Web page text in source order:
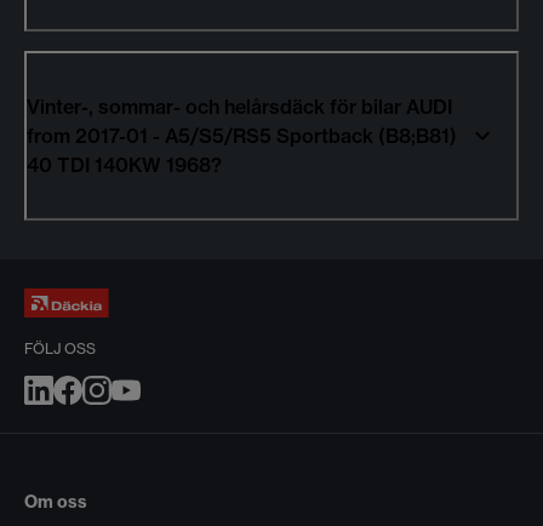
Vinter-, sommar- och helårsdäck för bilar AUDI
from 2017-01 - A5/S5/RS5 Sportback (B8;B81)
40 TDI 140KW 1968?
FÖLJ OSS
Om oss